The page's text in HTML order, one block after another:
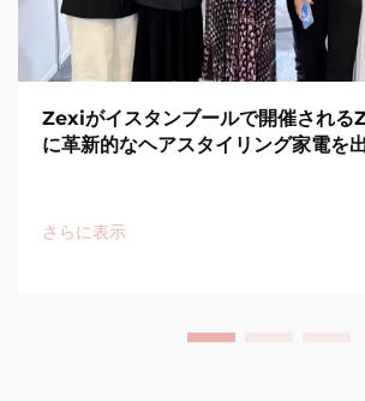
Zexiがイスタンブールで開催され
に革新的なヘアスタイリング家電を
さらに表示